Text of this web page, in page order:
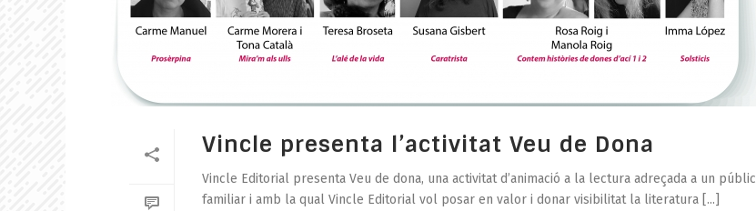
Vincle presenta l’activitat Veu de Dona
Vincle Editorial presenta Veu de dona, una activitat d’animació a la lectura adreçada a un públic
familiar i amb la qual Vincle Editorial vol posar en valor i donar visibilitat la literatura [...]